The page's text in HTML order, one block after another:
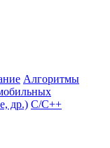
Алгоритмы
др.) С/С++